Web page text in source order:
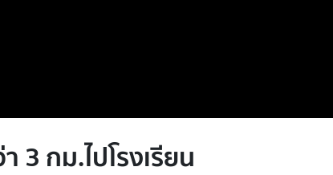
3 กม.ไปโรงเรียน